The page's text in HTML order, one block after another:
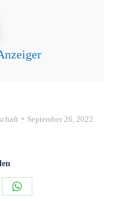
September 26, 2022